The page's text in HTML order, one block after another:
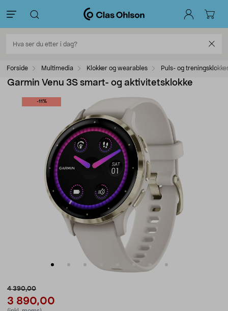
Forside Multimedia Klokker og wearables Puls- og
Garmin Venu 3S smart- og aktivitetsklokke
-11%
4 390,00
3 890,00